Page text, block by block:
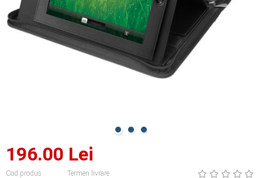
196.00 Lei
Cod produs Termen livrare